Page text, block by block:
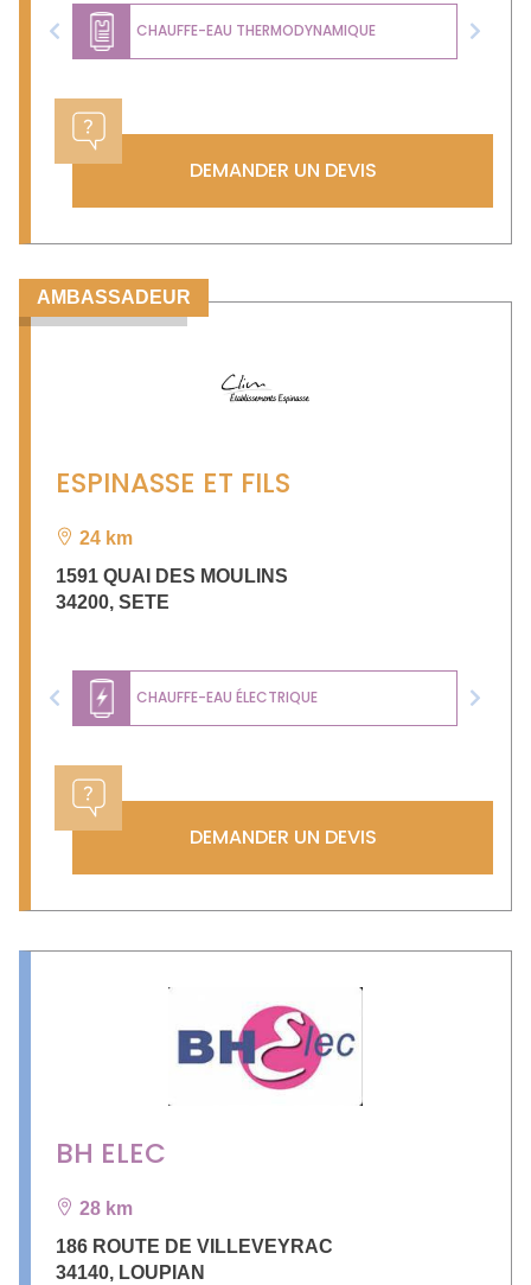
CHAUFFE-EAU THERMODYNAMIQUE
Previous Next
DEMANDER UN DEVIS
AMBASSADEUR
ESPINASSE ET FILS
24 km
1591 QUAI DES MOULINS
34200, SETE
CHAUFFE-EAU ÉLECTRIQUE
Previous Next
DEMANDER UN DEVIS
BH ELEC
28 km
186 ROUTE DE VILLEVEYRAC
34140, LOUPIAN